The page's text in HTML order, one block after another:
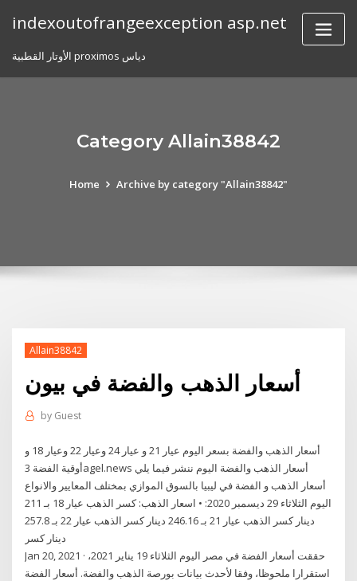
indexoutofrangeexception asp.net
الأوتار القطبية proximos دياس
Category Allain38842
Home Archive by category "Allain38842"
Allain38842
أسعار الذهب والفضة في بيون
by Guest
أسعار الذهب والفضة بسعر اليوم عيار 21 و عيار 24 وعيار 22 وعيار 18 و
أوقية الفضة 3agel.news أسعار الذهب والفضة اليوم ننشر فيما يلي
أسعار الذهب و الفضة في ليبيا بالسوق الموازي بمختلف المعايير والانواع
اليوم الثلاثاء 29 ديسمبر 2020: • اسعار الذهب: كسر الذهب عيار 18 بـ 211
دينار كسر الذهب عيار 21 بـ 246.16 دينار كسر الذهب عيار 22 بـ 257.8
دينار كسر
Jan 20, 2021 · حققت أسعار الفضة في مصر اليوم الثلاثاء 19 يناير 2021،
استقرارا ملحوظا، وفقا لأحدث بيانات بورصة الذهب والفضة. أسعار الفضة